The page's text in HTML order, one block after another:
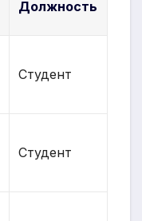
Должность
Студент
Студент